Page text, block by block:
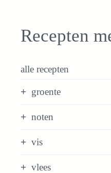
Recepten
alle recepten
groente
noten
vis
vlees